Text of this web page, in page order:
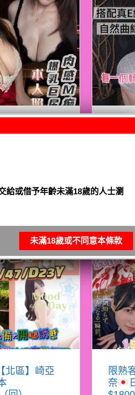
限熟
越
北區】崎亞
限熟
奈
給或借予年齡未滿18歲的人士瀏
未滿18歲或不同意本條款